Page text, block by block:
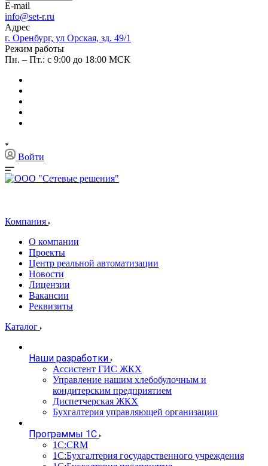
E-mail
info@set-r.ru
Адрес
г. Оренбург, ул Орская, зд. 49/1
Режим работы
Пн. – Пт.: с 9:00 до 18:00 МСК
Войти
Компания
О компании
Проекты
Центр реальной автоматизации
Новости
Лицензии
Вакансии
Реквизиты
Каталог
Наши разработки
Ассистент ГИС ЖКХ
Управление нашим хлебобулочным и
кондитерским предприятием
Диспетчерская ЖКХ
Бухгалтерия управляющей организации
Программы 1С
1С:CRM
1С:Бухгалтерия государственного учреждения